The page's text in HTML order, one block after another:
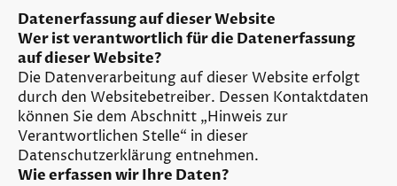
Datenerfassung auf dieser Website
Wer ist verantwortlich für die Datenerfassung
auf dieser Website?
Die Datenverarbeitung auf dieser Website erfolgt
durch den Websitebetreiber. Dessen Kontaktdaten
können Sie dem Abschnitt „Hinweis zur
Verantwortlichen Stelle“ in dieser
Datenschutzerklärung entnehmen.
Wie erfassen wir Ihre Daten?